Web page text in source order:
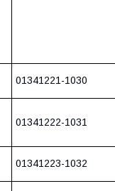
01341221-1030
01341222-1031
01341223-1032